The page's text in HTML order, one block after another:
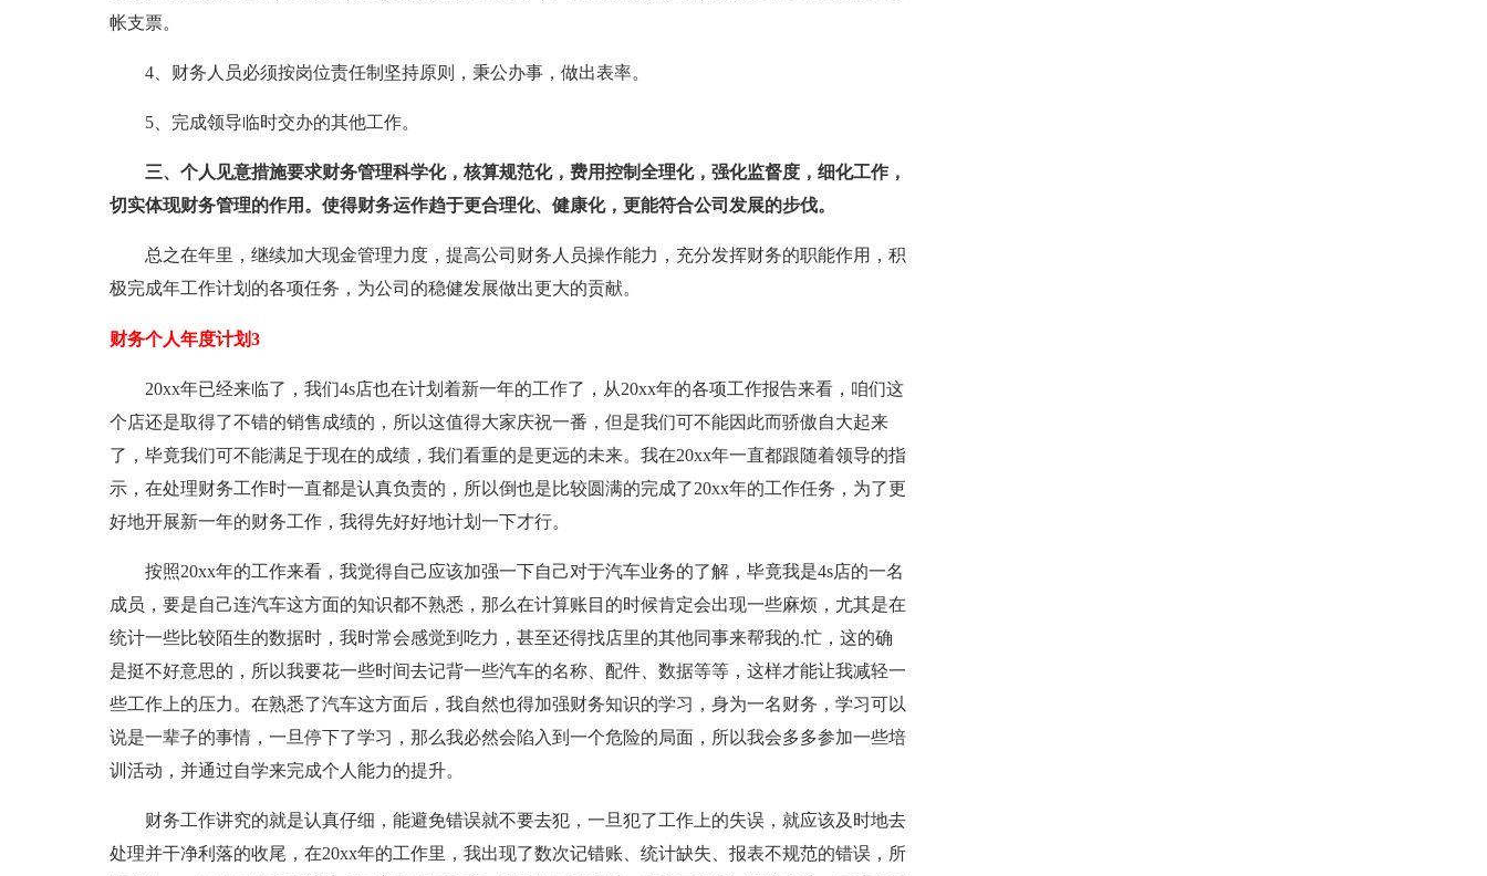
帐支票。
4、财务人员必须按岗位责任制坚持原则，秉公办事，做出表率。
5、完成领导临时交办的其他工作。
三、个人见意措施要求财务管理科学化，核算规范化，费用控制全理化，强化监督度，细化工作，
切实体现财务管理的作用。使得财务运作趋于更合理化、健康化，更能符合公司发展的步伐。
总之在年里，继续加大现金管理力度，提高公司财务人员操作能力，充分发挥财务的职能作用，积
极完成年工作计划的各项任务，为公司的稳健发展做出更大的贡献。
财务个人年度计划3
20xx年已经来临了，我们4s店也在计划着新一年的工作了，从20xx年的各项工作报告来看，咱们这
个店还是取得了不错的销售成绩的，所以这值得大家庆祝一番，但是我们可不能因此而骄傲自大起来
了，毕竟我们可不能满足于现在的成绩，我们看重的是更远的未来。我在20xx年一直都跟随着领导的指
示，在处理财务工作时一直都是认真负责的，所以倒也是比较圆满的完成了20xx年的工作任务，为了更
好地开展新一年的财务工作，我得先好好地计划一下才行。
按照20xx年的工作来看，我觉得自己应该加强一下自己对于汽车业务的了解，毕竟我是4s店的一名
成员，要是自己连汽车这方面的知识都不熟悉，那么在计算账目的时候肯定会出现一些麻烦，尤其是在
统计一些比较陌生的数据时，我时常会感觉到吃力，甚至还得找店里的其他同事来帮我的.忙，这的确
是挺不好意思的，所以我要花一些时间去记背一些汽车的名称、配件、数据等等，这样才能让我减轻一
些工作上的压力。在熟悉了汽车这方面后，我自然也得加强财务知识的学习，身为一名财务，学习可以
说是一辈子的事情，一旦停下了学习，那么我必然会陷入到一个危险的局面，所以我会多多参加一些培
训活动，并通过自学来完成个人能力的提升。
财务工作讲究的就是认真仔细，能避免错误就不要去犯，一旦犯了工作上的失误，就应该及时地去
处理并干净利落的收尾，在20xx年的工作里，我出现了数次记错账、统计缺失、报表不规范的错误，所